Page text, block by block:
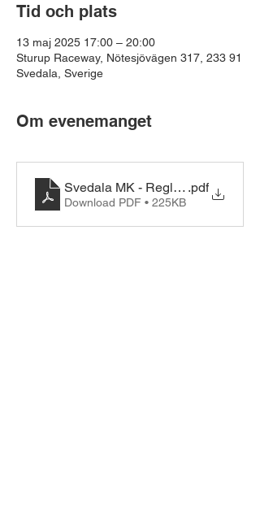
Tid och plats
13 maj 2025 17:00 – 20:00
Sturup Raceway, Nötesjövägen 317, 233 91
Svedala, Sverige
Om evenemanget
Svedala MK - Regler Träning o
.pdf
Download PDF • 225KB